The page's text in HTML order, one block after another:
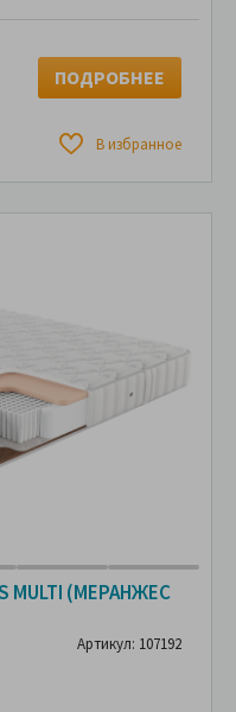
В избранное
ПОДРОБНЕЕ
MULTI (МЕРАНЖЕС
Артикул: 107192